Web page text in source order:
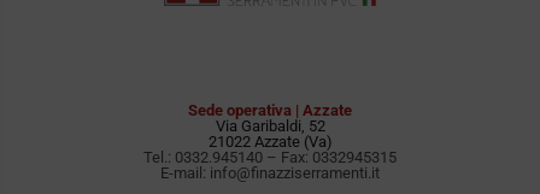
Sede operativa | Azzate
Via Garibaldi, 52
21022 Azzate (Va)
Tel.: 0332.945140 – Fax: 0332945315
E-mail: info@finazziserramenti.it